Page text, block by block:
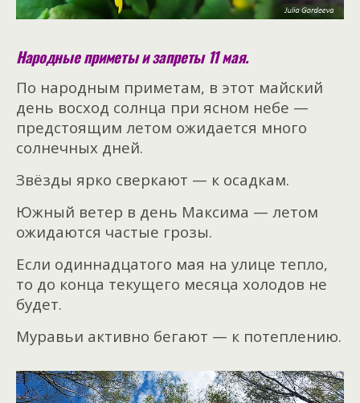
Народные приметы и запреты 11 мая.
По народным приметам, в этот майский
день восход солнца при ясном небе —
предстоящим летом ожидается много
солнечных дней.
Звёзды ярко сверкают — к осадкам.
Южный ветер в день Максима — летом
ожидаются частые грозы.
Если одиннадцатого мая на улице тепло,
то до конца текущего месяца холодов не
будет.
Муравьи активно бегают — к потеплению.